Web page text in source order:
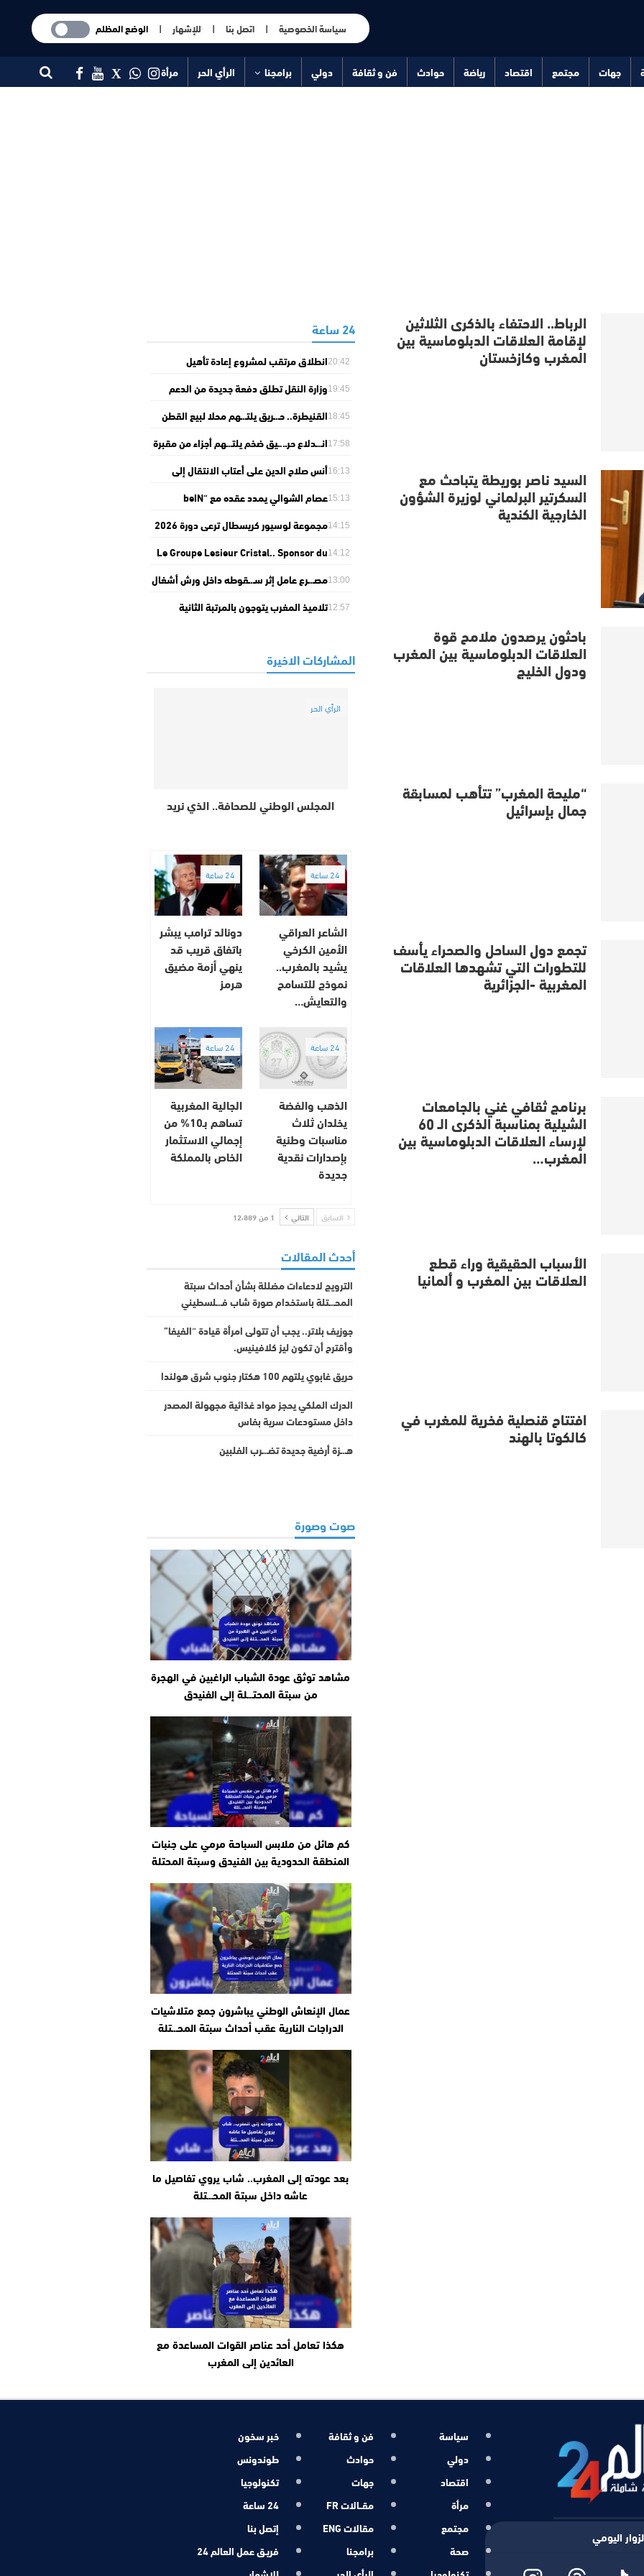
سياسة الخصوصية |اتصل بنا | للإشهار |الوضع المظلم
جهات مجتمع اقتصاد رياضة حوادث فن و ثقافة دولي برامجنا الرأي الحر
مرأة
الرباط.. الاحتفاء بالذكرى الثلاثين
لإقامة العلاقات الدبلوماسية بين
المغرب وكازخستان
السيد ناصر بوريطة يتباحث مع
السكرتير البرلماني لوزيرة الشؤون
الخارجية الكندية
باحثون يرصدون ملامح قوة
العلاقات الدبلوماسية بين المغرب
ودول الخليج
“مليحة المغرب” تتأهب لمسابقة
جمال بإسرائيل
تجمع دول الساحل والصحراء يأسف
للتطورات التي تشهدها العلاقات
المغربية -الجزائرية
برنامج ثقافي غني بالجامعات
الشيلية بمناسبة الذكرى الـ 60
لإرساء العلاقات الدبلوماسية بين
المغرب…
الأسباب الحقيقية وراء قطع
العلاقات بين المغرب و ألمانيا
افتتاح قنصلية فخرية للمغرب في
كالكوتا بالهند
24 ساعة
20:42انطلاق مرتقب لمشروع إعادة تأهيل
19:45وزارة النقل تطلق دفعة جديدة من الدعم
18:45القنيطرة.. حـ.ـريق يلتـ.ـهم محلا لبيع القطن
بحي أولاد عرفة17:58انـ.ـدلاع حرـ..ـيق ضخم يلتـ.ـهم أجزاء من مقبرة
16:13أنس صلاح الدين على أعتاب الانتقال إلى
15:13
عصام الشوالي يمدد عقده مع “beIN
14:15
مجموعة لوسيور كريسطال ترعى دورة 2026
14:12
Le Groupe Lesieur Cristal.. Sponsor du
dans son édition 202613:00مصـ.ـرع عامل إثر سـ.ـقوطه داخل ورش أشغال
12:57تلاميذ المغرب يتوجون بالمرتبة الثانية
المشاركات الاخيرة
الرأي الحر
المجلس الوطني للصحافة.. الذي نريد
24 ساعة
الشاعر العراقي
الأمين الكرخي
يشيد بالمغرب..
نموذج للتسامح
والتعايش…
24 ساعة
دونالد ترامب يبشر
باتفاق قريب قد
ينهي أزمة مضيق
هرمز
24 ساعة
الذهب والفضة
يخلدان ثلاث
مناسبات وطنية
بإصدارات نقدية
جديدة
24 ساعة
الجالية المغربية
تساهم بـ10% من
إجمالي الاستثمار
الخاص بالمملكة
السابق التالي 1 من 12٬889
أحدث المقالات
الترويج لادعاءات مضللة بشأن أحداث سبتة
المحـ.ـتلة باستخدام صورة شاب فـ.ـلسطيني
جوزيف بلاتر.. يجب أن تتولى امرأة قيادة “الفيفا”
وأقترح أن تكون ليز كلافينيس.
حريق غابوي يلتهم 100 هكتار جنوب شرق هولندا
الدرك الملكي يحجز مواد غذائية مجهولة المصدر
داخل مستودعات سرية بفاس
هـ.ـزة أرضية جديدة تضـ.ـرب الفلبين
صوت وصورة
مشاهد توثق عودة الشباب الراغبين في الهجرة
من سبتة المحتـ.ـلة إلى الفنيدق
كم هائل من ملابس السباحة مرمي على جنبات
المنطقة الحدودية بين الفنيدق وسبتة المحتلة
عمال الإنعاش الوطني يباشرون جمع متلاشيات
الدراجات النارية عقب أحداث سبتة المحـ.ـتلة
بعد عودته إلى المغرب.. شاب يروي تفاصيل ما
عاشه داخل سبتة المحـ.ـتلة
هكذا تعامل أحد عناصر القوات المساعدة مع
العائدين إلى المغرب
اليومي
سياسة
دولي
اقتصاد
مرأة
مجتمع
صحة
فن و ثقافة
حوادث
جهات
مقــالات FR
مقالات ENG
برامجنا
خبر سخون
طوندونس
تكنولوجيا
24 ساعة
إتصل بنا
فريـق عمل العالم 24